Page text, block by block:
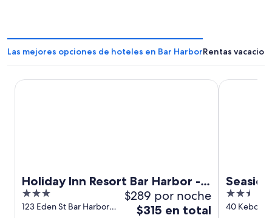
Las mejores opciones de hoteles en Bar HarborRentas
Holiday Inn Resort Bar Harbor -
Acadia Natl Park by IHG
3
out
123 Eden St Bar Harbor
$289 por noche
El
$315 en total
Holiday Inn Resort Bar Harbor - Acadia Natl Park by IHG
2.5
out
40 Kebo
Seasider